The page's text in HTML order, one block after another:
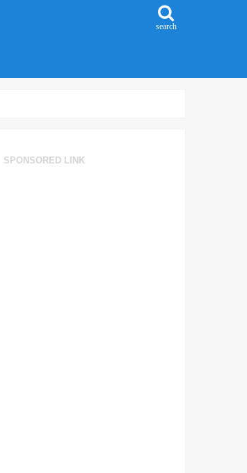
search
SPONSORED LINK